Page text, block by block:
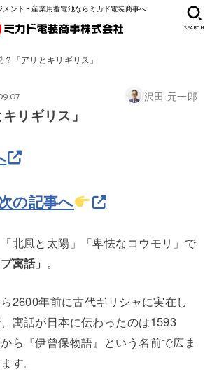
メント・産業用蓄電池ならミカド電装商事へ
SEARCH
？「アリとキリギリス」
沢田 元一郎
リギリス」
の記事へ
「北風と太陽」「卑怯なコウモリ」で
寓話」 。
2600年前に古代ギリシャに実在し
寓話が日本に伝わったのは1593
ら『伊曾保物語』という名前で広ま
す。